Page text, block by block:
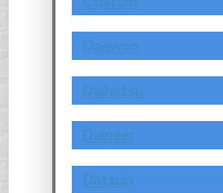
Daewoo
Daihatsu
Daimler
Datsun